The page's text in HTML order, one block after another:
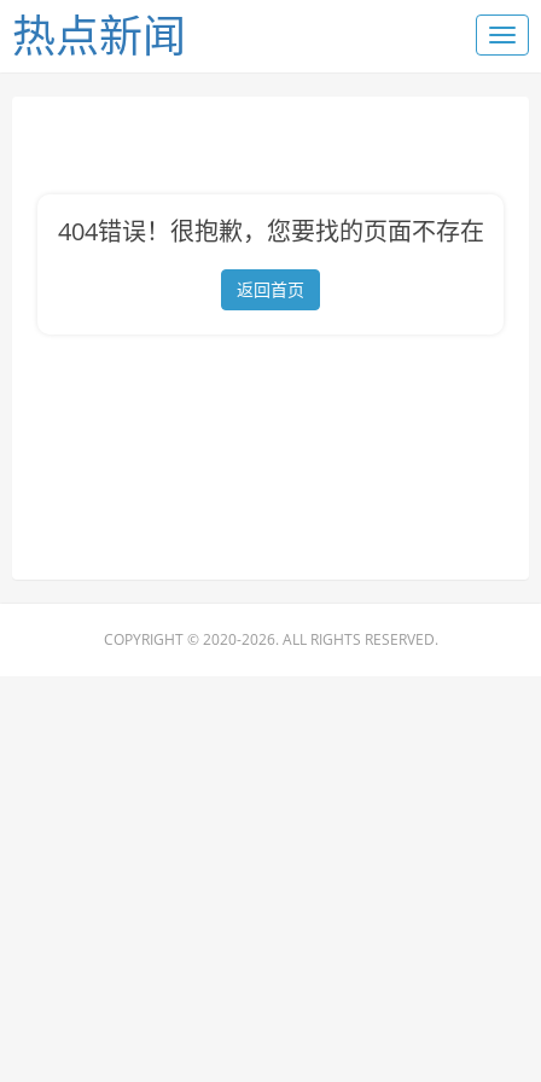
热点新闻
404错误！很抱歉，您要找的页面不存在
返回首页
COPYRIGHT © 2020-2026. ALL RIGHTS RESERVED.